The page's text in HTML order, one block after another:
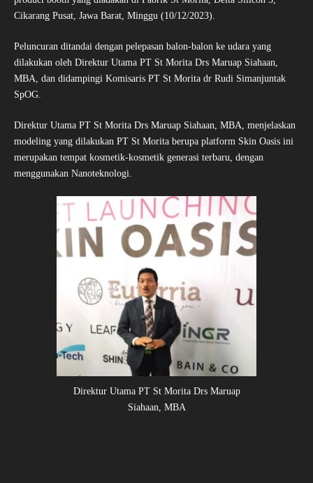
Cikarang Pusat, Jawa Barat, Minggu (10/12/2023).
Peluncuran ditandai dengan pelepasan balon-balon ke udara yang
dilakukan oleh Direktur Utama PT St Morita Drs Maruap Siahaan,
MBA, dan didampingi Komisaris PT St Morita dr Rudi Simanjuntak
SpOG.
Direktur Utama PT St Morita Drs Maruap Siahaan, MBA, menjelaskan
modeling yang dilakukan PT St Morita berupa platform Skin Oasis ini
merupakan tempat kosmetik-kosmetik generasi terbaru, dengan
menggunakan Nanoteknologi.
Direktur Utama PT St Morita Drs Maruap
Siahaan, MBA